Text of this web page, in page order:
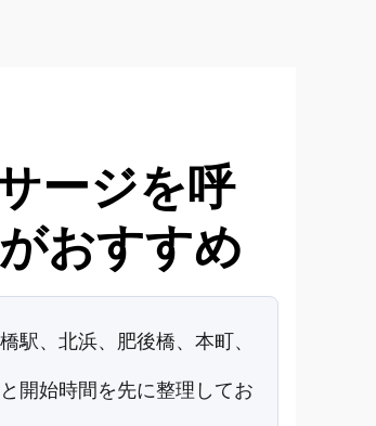
ージを呼
おすすめ
駅、北浜、肥後橋、本町、
開始時間を先に整理してお